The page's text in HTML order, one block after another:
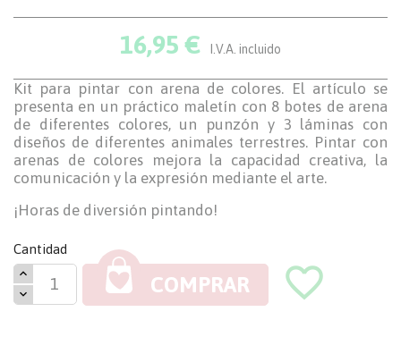
16,95 € I.V.A. incluido
Kit para pintar con arena de colores. El artículo se
presenta en un práctico maletín con 8 botes de arena
de diferentes colores, un punzón y 3 láminas con
diseños de diferentes animales terrestres. Pintar con
arenas de colores mejora la capacidad creativa, la
comunicación y la expresión mediante el arte.
¡Horas de diversión pintando!
Cantidad
COMPRAR favorite_border